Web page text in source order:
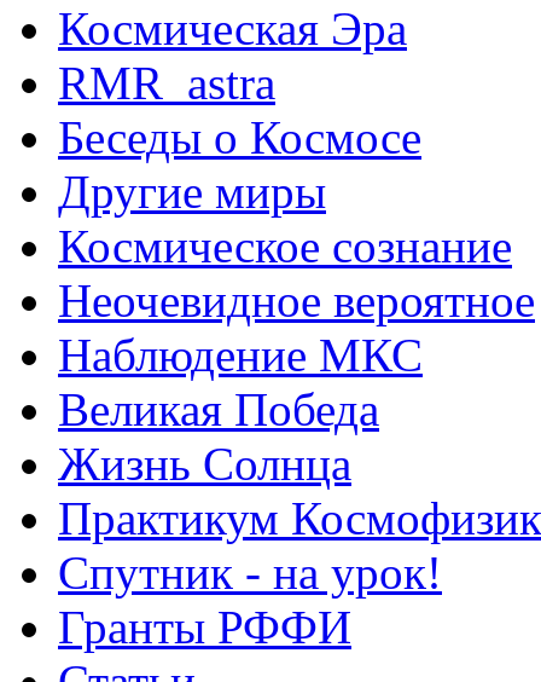
Космическая Эра
RMR_astra
Беседы о Космосе
Другие миры
Космическое сознание
Неочевидное вероятное
Наблюдение МКС
Великая Победа
Жизнь Солнца
Практикум
Спутник - на урок!
Гранты РФФИ